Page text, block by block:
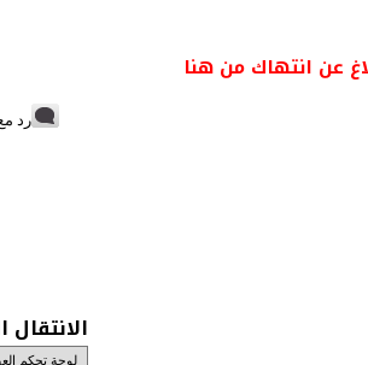
عن انتهاك من هنا
رد
الانتقال